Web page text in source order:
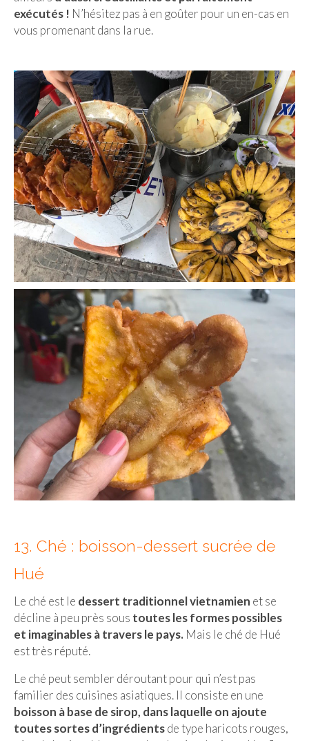
exécutés ! N’hésitez pas à en goûter pour un en-cas en
vous promenant dans la rue.
13. Ché : boisson-dessert sucrée de
Hué
Le ché est le dessert traditionnel vietnamien et se
décline à peu près sous toutes les formes possibles
et imaginables à travers le pays. Mais le ché de Hué
est très réputé.
Le ché peut sembler déroutant pour qui n’est pas
familier des cuisines asiatiques. Il consiste en une
boisson à base de sirop, dans laquelle on ajoute
toutes sortes d’ingrédientsde type haricots rouges,